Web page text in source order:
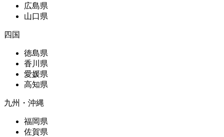
広島県
山口県
四国
徳島県
香川県
愛媛県
高知県
九州・沖縄
福岡県
佐賀県